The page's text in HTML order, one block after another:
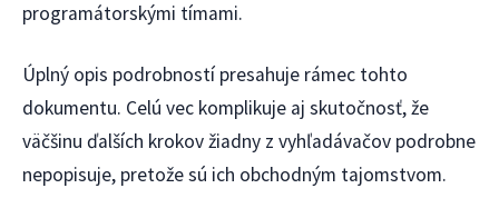
programátorskými tímami.
Úplný opis podrobností presahuje rámec tohto
dokumentu. Celú vec komplikuje aj skutočnosť, že
väčšinu ďalších krokov žiadny z vyhľadávačov podrobne
nepopisuje, pretože sú ich obchodným tajomstvom.